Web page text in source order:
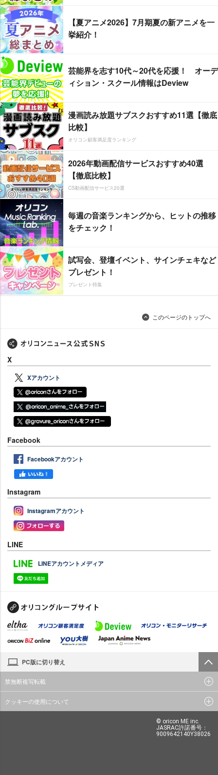
【夏アニメ2026】7月期夏の新アニメを一
挙紹介！
芸能界を志す10代～20代を応援！ オーデ
ィション・スクール情報はDeview
漫画読み放題サブスクおすすめ11選【徹底
比較】
オリコン顧客満足度ランキング
2026年動画配信サービスおすすめ40選
【徹底比較】
CS動画配信サービス20選
毎週の音楽ランキングから、ヒットの推移
をチェック！
試写会、登壇イベント、サインチェキなど
プレゼント！
プレゼント特集
このページのトップへ
X
Xアカウント
Facebook
Facebookアカウント
Instagram
Instagramアカウント
LINE
LINEアカウントメディア
PC版に切り替え
禁無断複写転載
クッキーの使用について
© oricon ME inc.
JASRAC許諾番号：
9009642140Y38026